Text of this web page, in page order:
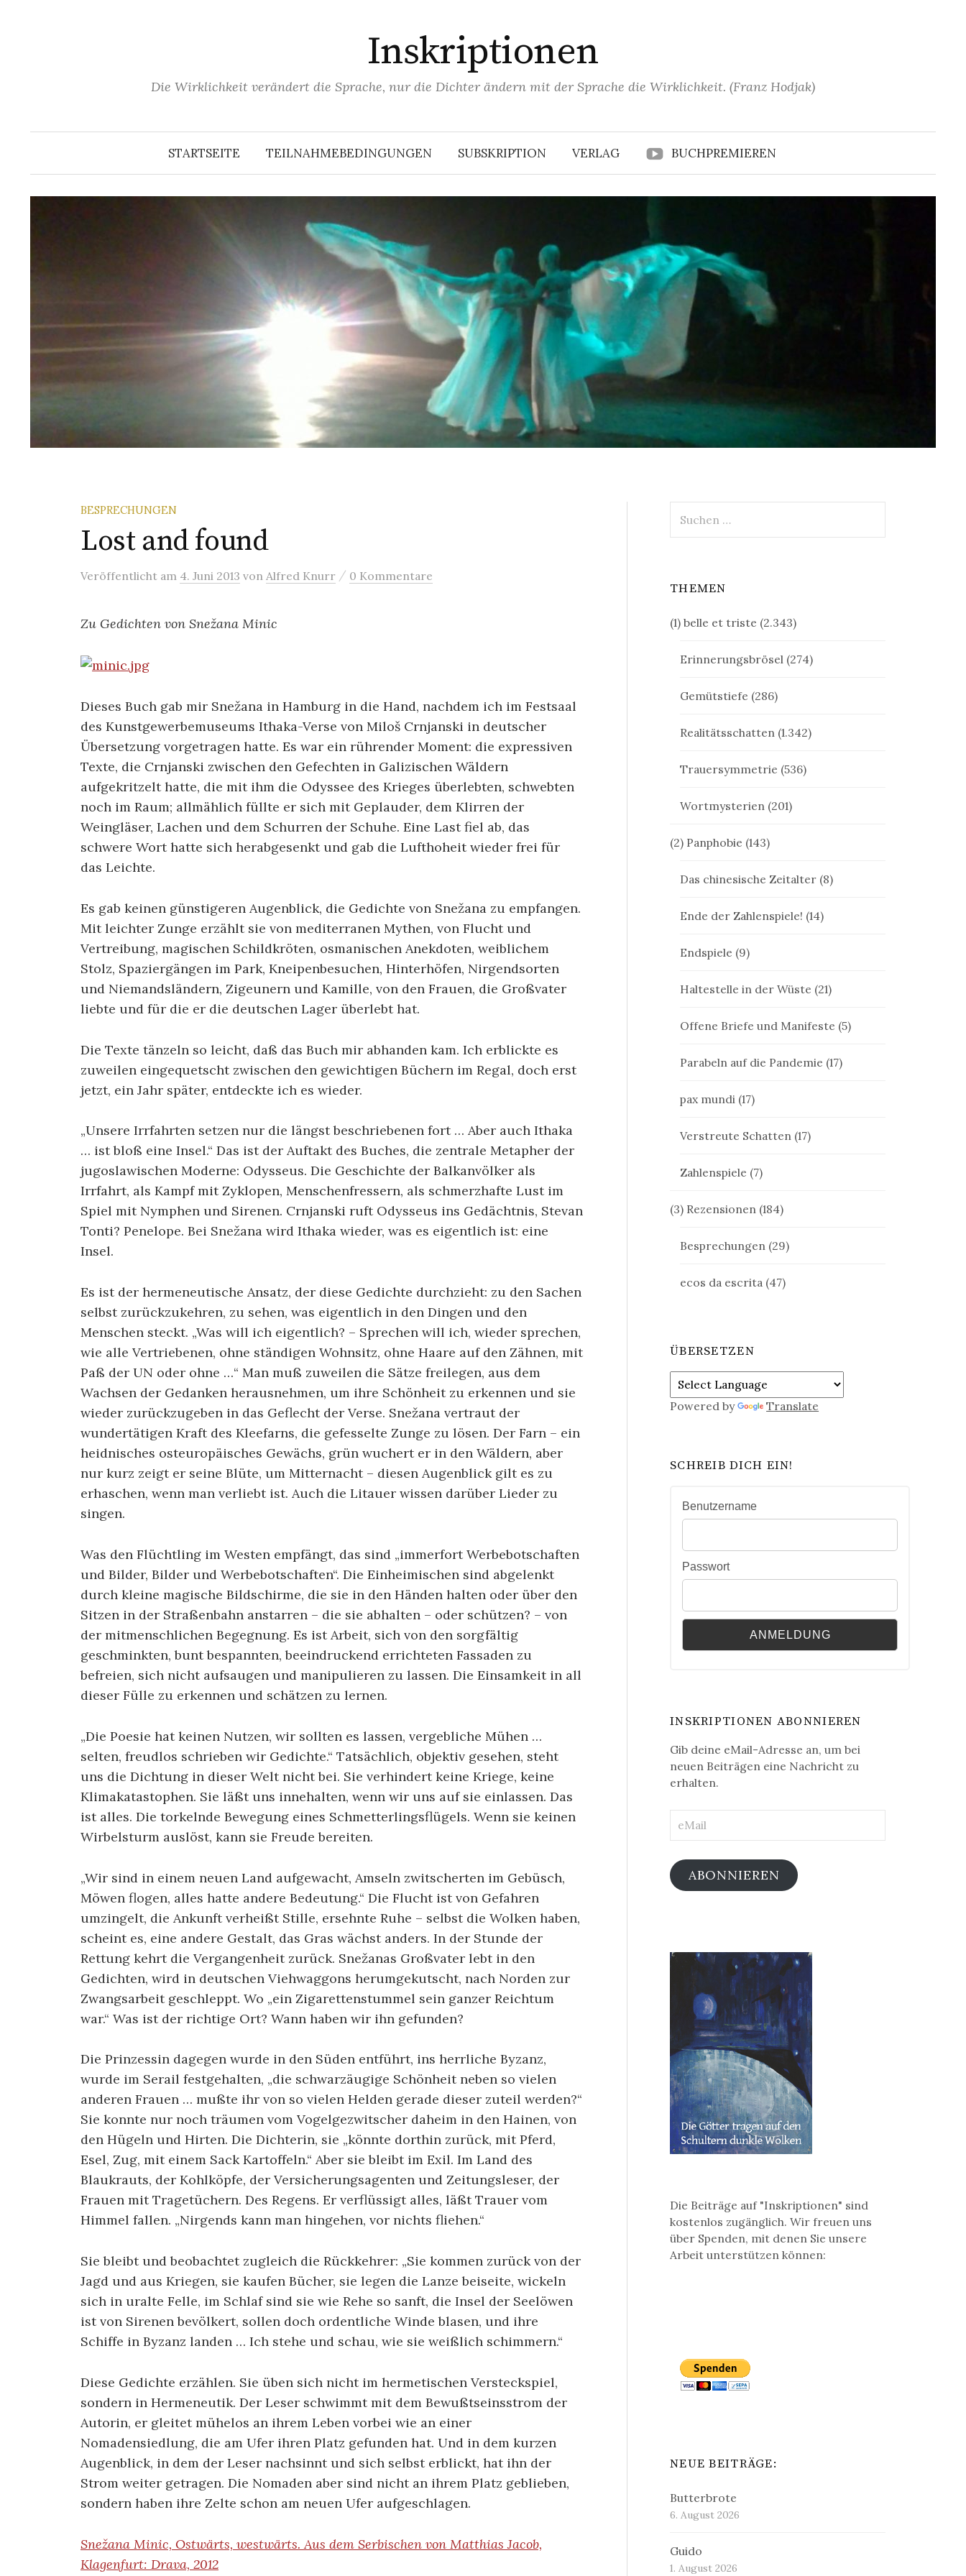
Inskriptionen
Die Wirklichkeit verändert die Sprache, nur die Dichter ändern mit der Sprache die Wirklichkeit. (Franz Hodjak)
STARTSEITE TEILNAHMEBEDINGUNGEN SUBSKRIPTION VERLAG BUCHPREMIEREN
BESPRECHUNGEN
Lost and found
Veröffentlicht am 4. Juni 2013 von Alfred Knurr / 0 Kommentare
Zu Gedichten von Snežana Minic
Dieses Buch gab mir Snežana in Hamburg in die Hand, nachdem ich im Festsaal
des Kunstgewerbemuseums Ithaka-Verse von Miloš Crnjanski in deutscher
Übersetzung vorgetragen hatte. Es war ein rührender Moment: die expressiven
Texte, die Crnjanski zwischen den Gefechten in Galizischen Wäldern
aufgekritzelt hatte, die mit ihm die Odyssee des Krieges überlebten, schwebten
noch im Raum; allmählich füllte er sich mit Geplauder, dem Klirren der
Weingläser, Lachen und dem Schurren der Schuhe. Eine Last fiel ab, das
schwere Wort hatte sich herabgesenkt und gab die Lufthoheit wieder frei für
das Leichte.
Es gab keinen günstigeren Augenblick, die Gedichte von Snežana zu empfangen.
Mit leichter Zunge erzählt sie von mediterranen Mythen, von Flucht und
Vertreibung, magischen Schildkröten, osmanischen Anekdoten, weiblichem
Stolz, Spaziergängen im Park, Kneipenbesuchen, Hinterhöfen, Nirgendsorten
und Niemandsländern, Zigeunern und Kamille, von den Frauen, die Großvater
liebte und für die er die deutschen Lager überlebt hat.
Die Texte tänzeln so leicht, daß das Buch mir abhanden kam. Ich erblickte es
zuweilen eingequetscht zwischen den gewichtigen Büchern im Regal, doch erst
jetzt, ein Jahr später, entdeckte ich es wieder.
„Unsere Irrfahrten setzen nur die längst beschriebenen fort … Aber auch Ithaka
… ist bloß eine Insel.“ Das ist der Auftakt des Buches, die zentrale Metapher der
jugoslawischen Moderne: Odysseus. Die Geschichte der Balkanvölker als
Irrfahrt, als Kampf mit Zyklopen, Menschenfressern, als schmerzhafte Lust im
Spiel mit Nymphen und Sirenen. Crnjanski ruft Odysseus ins Gedächtnis, Stevan
Tonti? Penelope. Bei Snežana wird Ithaka wieder, was es eigentlich ist: eine
Insel.
Es ist der hermeneutische Ansatz, der diese Gedichte durchzieht: zu den Sachen
selbst zurückzukehren, zu sehen, was eigentlich in den Dingen und den
Menschen steckt. „Was will ich eigentlich? – Sprechen will ich, wieder sprechen,
wie alle Vertriebenen, ohne ständigen Wohnsitz, ohne Haare auf den Zähnen, mit
Paß der UN oder ohne …“ Man muß zuweilen die Sätze freilegen, aus dem
Wachsen der Gedanken herausnehmen, um ihre Schönheit zu erkennen und sie
wieder zurückzugeben in das Geflecht der Verse. Snežana vertraut der
wundertätigen Kraft des Kleefarns, die gefesselte Zunge zu lösen. Der Farn – ein
heidnisches osteuropäisches Gewächs, grün wuchert er in den Wäldern, aber
nur kurz zeigt er seine Blüte, um Mitternacht – diesen Augenblick gilt es zu
erhaschen, wenn man verliebt ist. Auch die Litauer wissen darüber Lieder zu
singen.
Was den Flüchtling im Westen empfängt, das sind „immerfort Werbebotschaften
und Bilder, Bilder und Werbebotschaften“. Die Einheimischen sind abgelenkt
durch kleine magische Bildschirme, die sie in den Händen halten oder über den
Sitzen in der Straßenbahn anstarren – die sie abhalten – oder schützen? – von
der mitmenschlichen Begegnung. Es ist Arbeit, sich von den sorgfältig
geschminkten, bunt bespannten, beeindruckend errichteten Fassaden zu
befreien, sich nicht aufsaugen und manipulieren zu lassen. Die Einsamkeit in all
dieser Fülle zu erkennen und schätzen zu lernen.
„Die Poesie hat keinen Nutzen, wir sollten es lassen, vergebliche Mühen …
selten, freudlos schrieben wir Gedichte.“ Tatsächlich, objektiv gesehen, steht
uns die Dichtung in dieser Welt nicht bei. Sie verhindert keine Kriege, keine
Klimakatastophen. Sie läßt uns innehalten, wenn wir uns auf sie einlassen. Das
ist alles. Die torkelnde Bewegung eines Schmetterlingsflügels. Wenn sie keinen
Wirbelsturm auslöst, kann sie Freude bereiten.
„Wir sind in einem neuen Land aufgewacht, Amseln zwitscherten im Gebüsch,
Möwen flogen, alles hatte andere Bedeutung.“ Die Flucht ist von Gefahren
umzingelt, die Ankunft verheißt Stille, ersehnte Ruhe – selbst die Wolken haben,
scheint es, eine andere Gestalt, das Gras wächst anders. In der Stunde der
Rettung kehrt die Vergangenheit zurück. Snežanas Großvater lebt in den
Gedichten, wird in deutschen Viehwaggons herumgekutscht, nach Norden zur
Zwangsarbeit geschleppt. Wo „ein Zigarettenstummel sein ganzer Reichtum
war.“ Was ist der richtige Ort? Wann haben wir ihn gefunden?
Die Prinzessin dagegen wurde in den Süden entführt, ins herrliche Byzanz,
wurde im Serail festgehalten, „die schwarzäugige Schönheit neben so vielen
anderen Frauen … mußte ihr von so vielen Helden gerade dieser zuteil werden?“
Sie konnte nur noch träumen vom Vogelgezwitscher daheim in den Hainen, von
den Hügeln und Hirten. Die Dichterin, sie „könnte dorthin zurück, mit Pferd,
Esel, Zug, mit einem Sack Kartoffeln.“ Aber sie bleibt im Exil. Im Land des
Blaukrauts, der Kohlköpfe, der Versicherungsagenten und Zeitungsleser, der
Frauen mit Tragetüchern. Des Regens. Er verflüssigt alles, läßt Trauer vom
Himmel fallen. „Nirgends kann man hingehen, vor nichts fliehen.“
Sie bleibt und beobachtet zugleich die Rückkehrer: „Sie kommen zurück von der
Jagd und aus Kriegen, sie kaufen Bücher, sie legen die Lanze beiseite, wickeln
sich in uralte Felle, im Schlaf sind sie wie Rehe so sanft, die Insel der Seelöwen
ist von Sirenen bevölkert, sollen doch ordentliche Winde blasen, und ihre
Schiffe in Byzanz landen … Ich stehe und schau, wie sie weißlich schimmern.“
Diese Gedichte erzählen. Sie üben sich nicht im hermetischen Versteckspiel,
sondern in Hermeneutik. Der Leser schwimmt mit dem Bewußtseinsstrom der
Autorin, er gleitet mühelos an ihrem Leben vorbei wie an einer
Nomadensiedlung, die am Ufer ihren Platz gefunden hat. Und in dem kurzen
Augenblick, in dem der Leser nachsinnt und sich selbst erblickt, hat ihn der
Strom weiter getragen. Die Nomaden aber sind nicht an ihrem Platz geblieben,
sondern haben ihre Zelte schon am neuen Ufer aufgeschlagen.
Snežana Minic, Ostwärts, westwärts. Aus dem Serbischen von Matthias Jacob,
Klagenfurt: Drava, 2012
nach:
THEMEN
(1) belle et triste (2.343)
Erinnerungsbrösel (274)
Gemütstiefe (286)
Realitätsschatten (1.342)
Trauersymmetrie (536)
Wortmysterien (201)
(2) Panphobie (143)
Das chinesische Zeitalter (8)
Ende der Zahlenspiele! (14)
Endspiele (9)
Haltestelle in der Wüste (21)
Offene Briefe und Manifeste (5)
Parabeln auf die Pandemie (17)
pax mundi (17)
Verstreute Schatten (17)
Zahlenspiele (7)
(3) Rezensionen (184)
Besprechungen (29)
ecos da escrita (47)
ÜBERSETZEN
Powered by Translate
SCHREIB DICH EIN!
Benutzername
Passwort
INSKRIPTIONEN ABONNIEREN
Gib deine eMail-Adresse an, um bei
neuen Beiträgen eine Nachricht zu
erhalten.
ABONNIEREN
Die Beiträge auf "Inskriptionen" sind
kostenlos zugänglich. Wir freuen uns
über Spenden, mit denen Sie unsere
Arbeit unterstützen können:
NEUE BEITRÄGE:
Butterbrote
6. August 2026
Guido
1. August 2026